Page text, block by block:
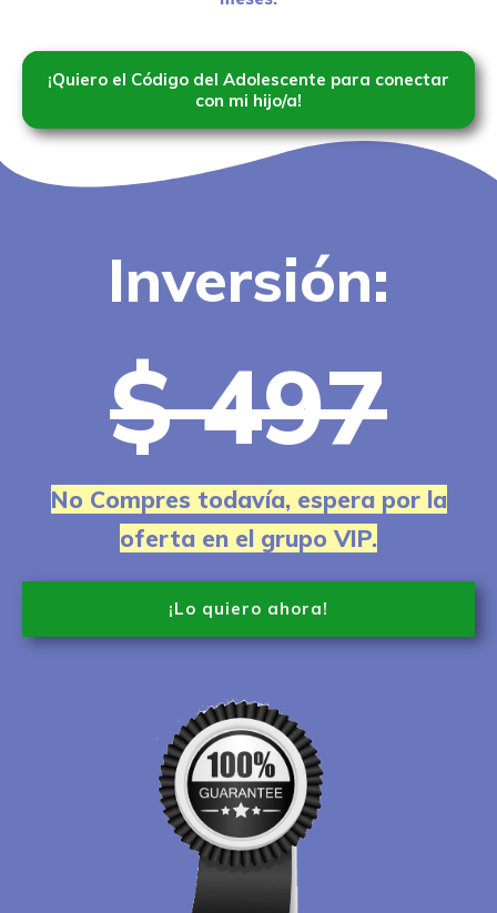
¡Quiero el Código del Adolescente para conectar
con mi hijo/a!
Inversión:
$ 497
No Compres todavía, espera por la
oferta en el grupo VIP.
¡Lo quiero ahora!